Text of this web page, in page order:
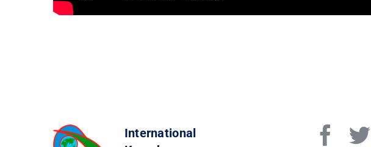
International